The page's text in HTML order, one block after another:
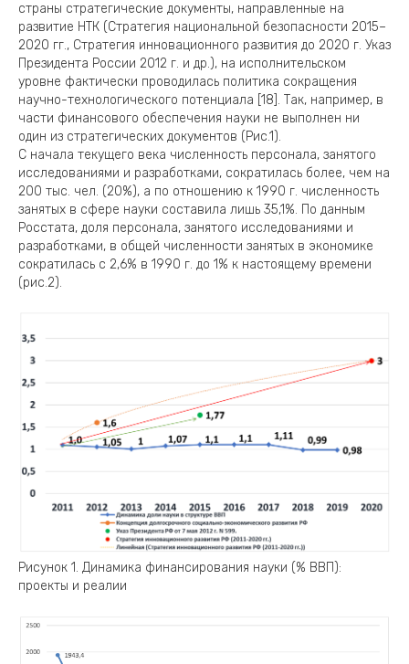
страны стратегические документы, направленные на
развитие НТК (Стратегия национальной безопасности 2015–
2020 гг., Стратегия инновационного развития до 2020 г. Указ
Президента России 2012 г. и др.), на исполнительском
уровне фактически проводилась политика сокращения
научно-технологического потенциала [18]. Так, например, в
части финансового обеспечения науки не выполнен ни
один из стратегических документов (Рис.1).
С начала текущего века численность персонала, занятого
исследованиями и разработками, сократилась более, чем на
200 тыс. чел. (20%), а по отношению к 1990 г. численность
занятых в сфере науки составила лишь 35,1%. По данным
Росстата, доля персонала, занятого исследованиями и
разработками, в общей численности занятых в экономике
сократилась с 2,6% в 1990 г. до 1% к настоящему времени
(рис.2).
Рисунок 1. Динамика финансирования науки (% ВВП):
проекты и реалии